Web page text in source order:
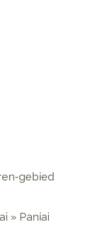
gebied
» Paniai